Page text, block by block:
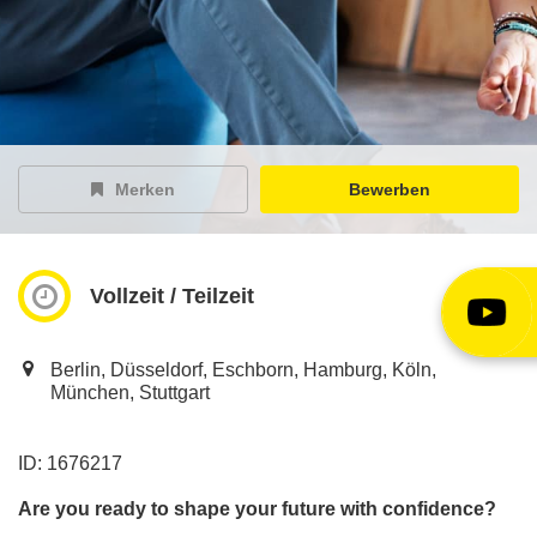
EY Careers Spotlight
der Karriere-Podcast
EY Joblight
Merken Bewerben
Vollzeit / Teilzeit
Berlin, Düsseldorf, Eschborn, Hamburg, Köln,
München, Stuttgart
ID: 1676217
Are you ready to shape your future with confidence?